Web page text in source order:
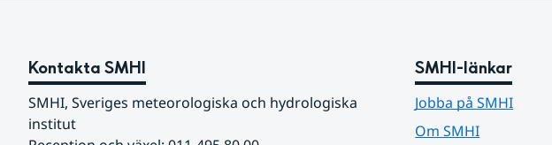
Kontakta SMHI
SMHI, Sveriges meteorologiska och hydrologiska
institut
SMHI-länkar
Jobba på SMHI
Om SMHI